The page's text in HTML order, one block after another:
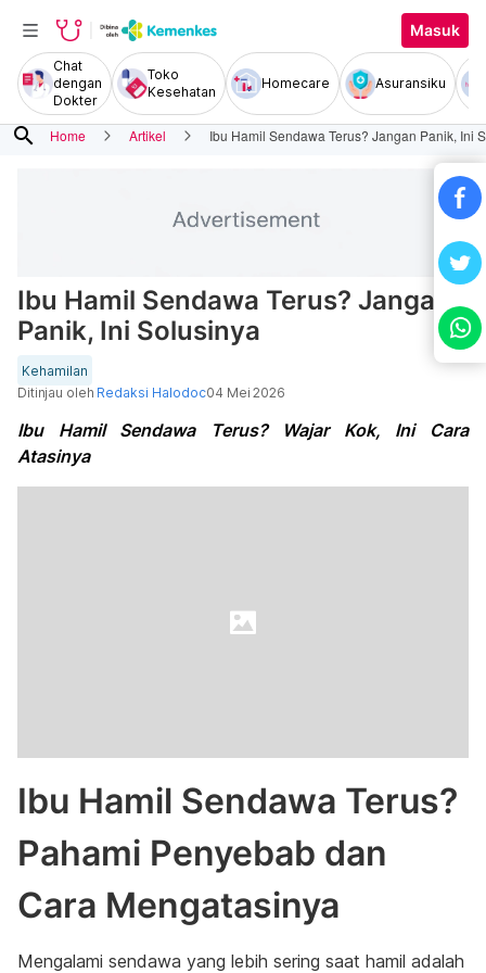
Masuk
Chat
dengan
Dokter
Toko
Kesehatan
Homecare Asuransiku
search Home Artikel Ibu Hamil Sendawa Terus? Jangan Panik, Ini
Ibu Hamil Sendawa Terus? Jangan
Panik, Ini Solusinya
Kehamilan
Ditinjau oleh Redaksi Halodoc04 Mei 2026
Ibu Hamil Sendawa Terus? Wajar Kok, Ini Cara
Atasinya
Ibu Hamil Sendawa Terus?
Pahami Penyebab dan
Cara Mengatasinya
Mengalami sendawa yang lebih sering saat hamil adalah